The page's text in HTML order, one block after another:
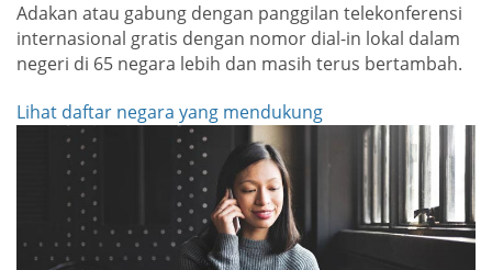
Adakan atau gabung dengan panggilan telekonferensi
internasional gratis dengan nomor dial-in lokal dalam
negeri di 65 negara lebih dan masih terus bertambah.
Lihat daftar negara yang mendukung